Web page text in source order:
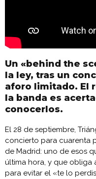
Un «behind the
la ley, tras un
aforo limitado. El
la banda es
conocerlos.
El 28 de septiembre,
concierto para cuarenta
de Madrid: uno de esos
última hora, y que obliga
para evitar el «te lo